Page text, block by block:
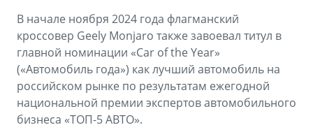
В начале ноября 2024 года флагманский
кроссовер Geely Monjaro также завоевал титул в
главной номинации «Car of the Year»
(«Автомобиль года») как лучший автомобиль на
российском рынке по результатам ежегодной
национальной премии экспертов автомобильного
бизнеса «ТОП-5 АВТО».